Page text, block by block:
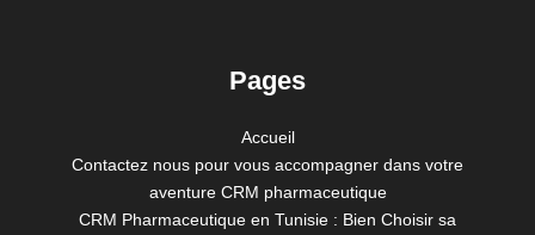
Pages
Accueil
Contactez nous pour vous accompagner dans votre
aventure CRM pharmaceutique
CRM Pharmaceutique en Tunisie : Bien Choisir sa